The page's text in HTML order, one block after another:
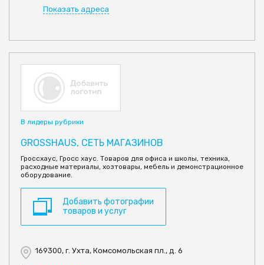
Показать адреса
В лидеры рубрики
GROSSHAUS, СЕТЬ МАГАЗИНОВ
Гроссхаус, Гросс хаус. Товаров для офиса и школы, техника,
расходные материалы, хозтовары, мебель и демонстрационное
оборудование.
Добавить фотографии
товаров и услуг
169300, г. Ухта, Комсомольская пл., д. 6